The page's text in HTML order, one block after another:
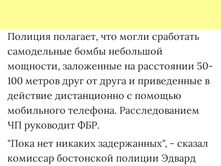
Полиция полагает, что могли сработать
самодельные бомбы небольшой
мощности, заложенные на расстоянии 50-
100 метров друг от друга и приведенные в
действие дистанционно с помощью
мобильного телефона. Расследованием
ЧП руководит ФБР.
"Пока нет никаких задержанных", - сказал
комиссар бостонской полиции Эдвард